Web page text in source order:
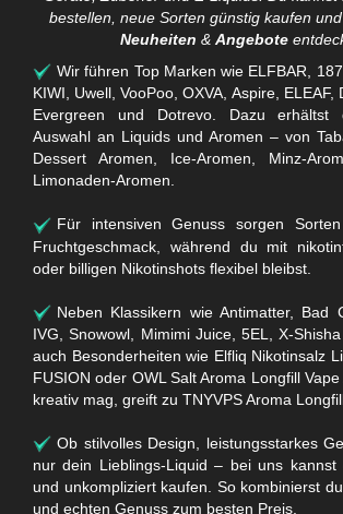
bestellen, neue Sorten günstig kaufen
Neuheiten & Angebote
Wir führen Top Marken wie ELFBAR,
KIWI, Uwell, VooPoo, OXVA, Aspire, ELEAF,
Evergreen und Dotrevo. Dazu
Auswahl an Liquids und Aromen – von
Dessert Aromen, Ice-Aromen, Minz-
Limonaden-Aromen.
Für intensiven Genuss sorgen
Fruchtgeschmack, während du mit
oder billigen Nikotinshots flexibel bleibst.
Neben Klassikern wie Antimatter, Bad
IVG, Snowowl, Mimimi Juice, 5EL, X-
auch Besonderheiten wie Elfliq Nikotinsalz
FUSION oder OWL Salt Aroma Longfill
kreativ mag, greift zu TNYVPS Aroma
Ob stilvolles Design, leistungsstarkes
nur dein Lieblings-Liquid – bei uns kannst
und unkompliziert kaufen. So kombinierst
und echten Genuss zum besten Preis.